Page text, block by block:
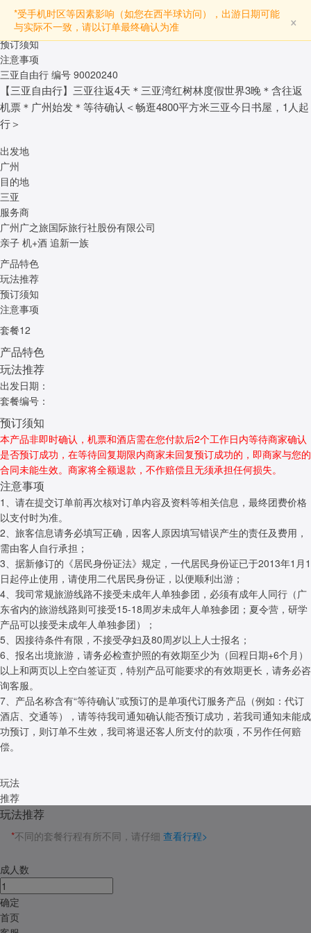
*受手机时区等因素影响（如您在西半球访问），出游日期可能
与实际不一致，请以订单最终确认为准
×
产品特色
玩法推荐
预订须知
注意事项
三亚自由行 编号 90020240
【三亚自由行】三亚往返4天＊三亚湾红树林度假世界3晚＊含往返
机票＊广州始发＊等待确认＜畅逛4800平方米三亚今日书屋，1人起
行＞
出发地
广州
目的地
三亚
服务商
广州广之旅国际旅行社股份有限公司
亲子 机+酒 追新一族
产品特色
玩法推荐
预订须知
注意事项
套餐12
产品特色
玩法推荐
出发日期：
套餐编号：
预订须知
本产品非即时确认，机票和酒店需在您付款后2个工作日内等待商家确认
是否预订成功，在等待回复期限内商家未回复预订成功的，即商家与您的
合同未能生效。商家将全额退款，不作赔偿且无须承担任何损失。
注意事项
1、请在提交订单前再次核对订单内容及资料等相关信息，最终团费价格
以支付时为准。
2、旅客信息请务必填写正确，因客人原因填写错误产生的责任及费用，
需由客人自行承担；
3、据新修订的《居民身份证法》规定，一代居民身份证已于2013年1月1
日起停止使用，请使用二代居民身份证，以便顺利出游；
4、我司常规旅游线路不接受未成年人单独参团，必须有成年人同行（广
东省内的旅游线路则可接受15-18周岁未成年人单独参团；夏令营，研学
产品可以接受未成年人单独参团）；
5、因接待条件有限，不接受孕妇及80周岁以上人士报名；
6、报名出境旅游，请务必检查护照的有效期至少为（回程日期+6个月）
以上和两页以上空白签证页，特别产品可能要求的有效期更长，请务必咨
询客服。
7、产品名称含有“等待确认”或预订的是单项代订服务产品（例如：代订
酒店、交通等），请等待我司通知确认能否预订成功，若我司通知未能成
功预订，则订单不生效，我司将退还客人所支付的款项，不另作任何赔
偿。
玩法
推荐
玩法推荐
*不同的套餐行程有所不同，请仔细 查看行程>
成人数
确定
首页